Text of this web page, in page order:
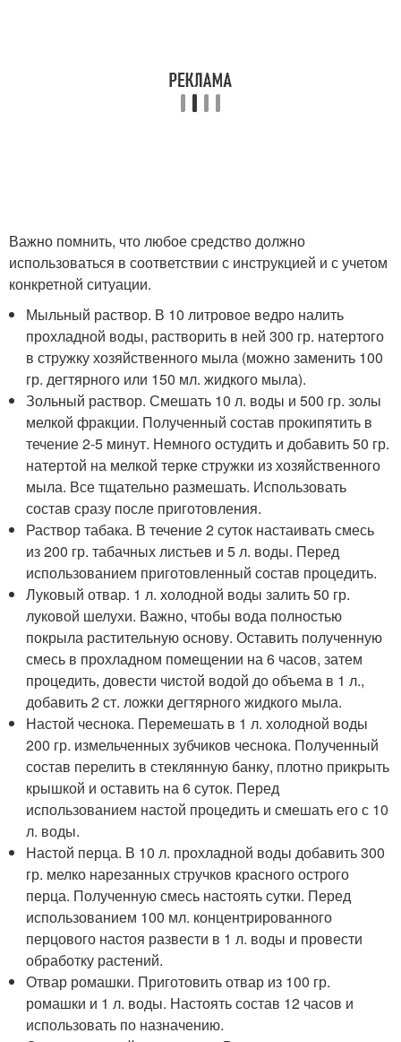
Важно помнить, что любое средство должно
использоваться в соответствии с инструкцией и с учетом
конкретной ситуации.
Мыльный раствор. В 10 литровое ведро налить
прохладной воды, растворить в ней 300 гр. натертого
в стружку хозяйственного мыла (можно заменить 100
гр. дегтярного или 150 мл. жидкого мыла).
Зольный раствор. Смешать 10 л. воды и 500 гр. золы
мелкой фракции. Полученный состав прокипятить в
течение 2-5 минут. Немного остудить и добавить 50 гр.
натертой на мелкой терке стружки из хозяйственного
мыла. Все тщательно размешать. Использовать
состав сразу после приготовления.
Раствор табака. В течение 2 суток настаивать смесь
из 200 гр. табачных листьев и 5 л. воды. Перед
использованием приготовленный состав процедить.
Луковый отвар. 1 л. холодной воды залить 50 гр.
луковой шелухи. Важно, чтобы вода полностью
покрыла растительную основу. Оставить полученную
смесь в прохладном помещении на 6 часов, затем
процедить, довести чистой водой до объема в 1 л.,
добавить 2 ст. ложки дегтярного жидкого мыла.
Настой чеснока. Перемешать в 1 л. холодной воды
200 гр. измельченных зубчиков чеснока. Полученный
состав перелить в стеклянную банку, плотно прикрыть
крышкой и оставить на 6 суток. Перед
использованием настой процедить и смешать его с 10
л. воды.
Настой перца. В 10 л. прохладной воды добавить 300
гр. мелко нарезанных стручков красного острого
перца. Полученную смесь настоять сутки. Перед
использованием 100 мл. концентрированного
перцового настоя развести в 1 л. воды и провести
обработку растений.
Отвар ромашки. Приготовить отвар из 100 гр.
ромашки и 1 л. воды. Настоять состав 12 часов и
использовать по назначению.